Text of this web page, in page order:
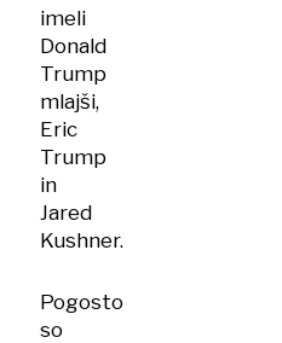
imeli
Donald
Trump
mlajši,
Eric
Trump
in
Jared
Kushner.
Pogosto
so